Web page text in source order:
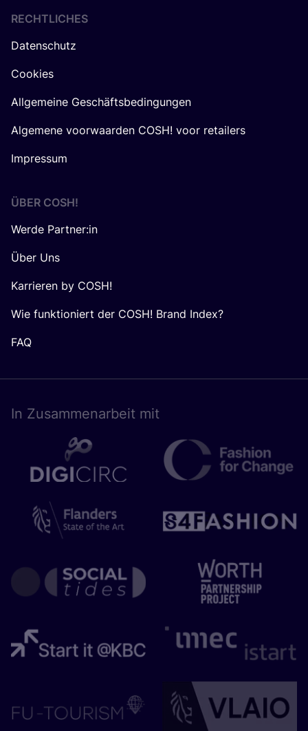
RECHTLICHES
Datenschutz
Cookies
Allgemeine Geschäftsbedingungen
Algemene voorwaarden COSH! voor retailers
Impressum
ÜBER COSH!
Werde Partner:in
Über Uns
Karrieren by COSH!
Wie funktioniert der COSH! Brand Index?
FAQ
In Zusam­men­ar­beit mit